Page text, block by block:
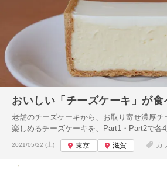
おいしい「チーズケーキ」が
老舗のチーズケーキから、お取り寄せ濃厚
楽しめるチーズケーキを、Part1・Part2で各4
投稿日:
2021/05/22 (土) 東京 滋賀 カ